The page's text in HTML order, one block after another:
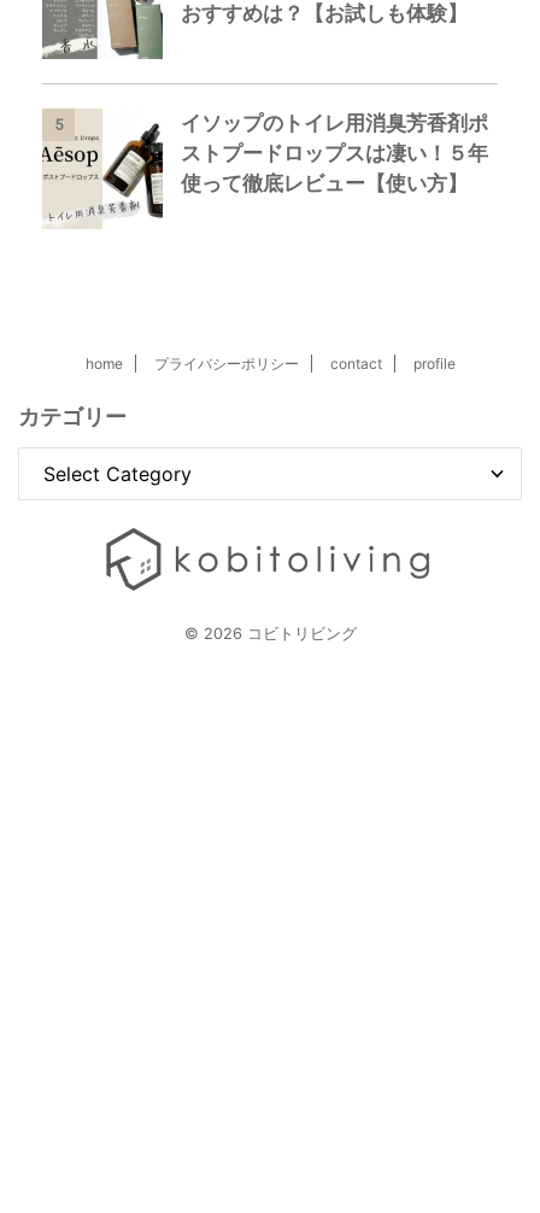
おすすめは？【お試しも体験】
5
イソップのトイレ用消臭芳香剤ポ
ストプードロップスは凄い！５年
使って徹底レビュー【使い方】
home プライバシーポリシー contact profile
カテゴリー
© 2026 コビトリビング